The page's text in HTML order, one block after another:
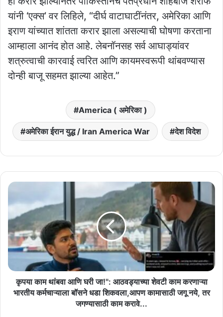
यांनी ‘एक्स’ वर लिहिले, “दीर्घ वाटाघाटींनंतर, अमेरिका आणि
इराण यांच्यात शांतता करार झाला असल्याची घोषणा करताना
आम्हाला आनंद होत आहे. लेबनॉनसह सर्व आघाड्यांवर
शत्रुत्वाची कारवाई त्वरित आणि कायमस्वरूपी थांबवण्यास
दोन्ही बाजू सहमत झाल्या आहेत.”
America ( अमेरिका )
अमेरिका ईरान युद्ध / Iran America War देश विदेश
कृपया
थांबवा
आणि
घरी
जा!":
आठवड्याच्या
काम
करणाऱ्या
भारतीय
कृपया काम थांबवा आणि घरी जा!": आठवड्याच्या शेवटी काम करणाऱ्या
भारतीय कर्मचाऱ्याला बॉसने धडा शिकवला,आपण कामासाठी जगू नये, तर
जगण्यासाठी काम करावे...